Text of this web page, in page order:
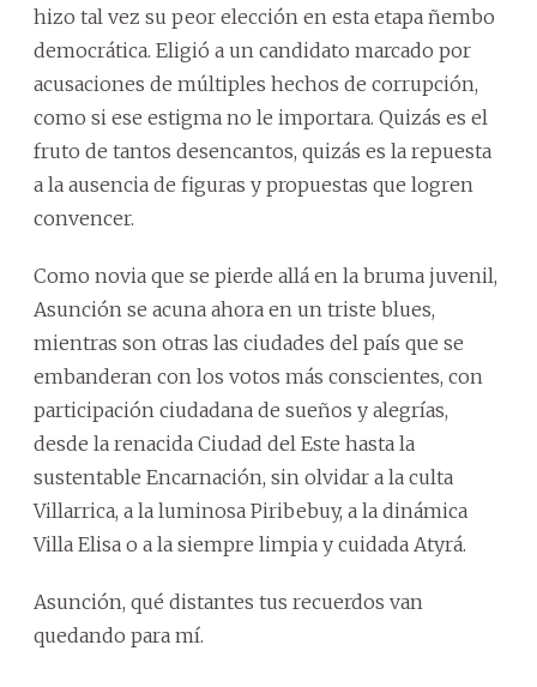
hizo tal vez su peor elección en esta etapa ñembo
democrática. Eligió a un candidato marcado por
acusaciones de múltiples hechos de corrupción,
como si ese estigma no le importara. Quizás es el
fruto de tantos desencantos, quizás es la repuesta
a la ausencia de figuras y propuestas que logren
convencer.
Como novia que se pierde allá en la bruma juvenil,
Asunción se acuna ahora en un triste blues,
mientras son otras las ciudades del país que se
embanderan con los votos más conscientes, con
participación ciudadana de sueños y alegrías,
desde la renacida Ciudad del Este hasta la
sustentable Encarnación, sin olvidar a la culta
Villarrica, a la luminosa Piribebuy, a la dinámica
Villa Elisa o a la siempre limpia y cuidada Atyrá.
Asunción, qué distantes tus recuerdos van
quedando para mí.